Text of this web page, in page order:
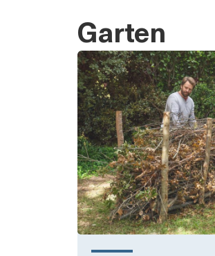
Garten